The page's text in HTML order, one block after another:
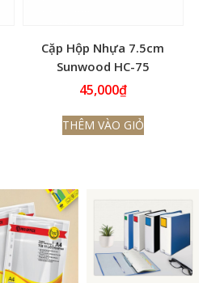
Cặp Hộp Nhựa 7.5cm
Sunwood HC-75
45,000₫
THÊM VÀO GIỎ